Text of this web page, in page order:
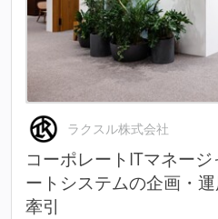
ラクスル株式会社
コーポレートITマネー
ートシステムの企画・
牽引